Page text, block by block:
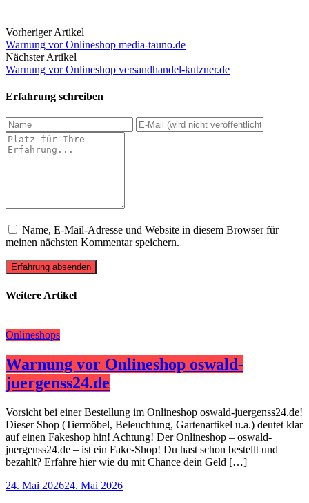
Vorheriger Artikel
Warnung vor Onlineshop media-tauno.de
Nächster Artikel
Warnung vor Onlineshop versandhandel-kutzner.de
Erfahrung schreiben
Name, E-Mail-Adresse und Website in diesem Browser für
meinen nächsten Kommentar speichern.
Erfahrung absenden
Weitere Artikel
Onlineshops
Warnung vor Onlineshop oswald-
juergenss24.de
Vorsicht bei einer Bestellung im Onlineshop oswald-juergenss24.de!
Dieser Shop (Tiermöbel, Beleuchtung, Gartenartikel u.a.) deutet klar
auf einen Fakeshop hin! Achtung! Der Onlineshop – oswald-
juergenss24.de – ist ein Fake-Shop! Du hast schon bestellt und
bezahlt? Erfahre hier wie du mit Chance dein Geld […]
24. Mai 202624. Mai 2026